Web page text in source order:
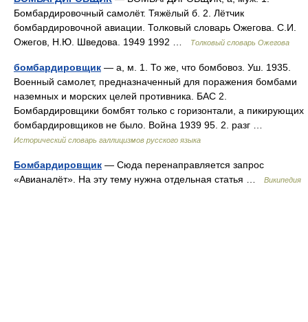
Бомбардировочный самолёт. Тяжёлый б. 2. Лётчик
бомбардировочной авиации. Толковый словарь Ожегова. С.И.
Ожегов, Н.Ю. Шведова. 1949 1992 …
Толковый словарь Ожегова
бомбардировщик — а, м. 1. То же, что бомбовоз. Уш. 1935.
Военный самолет, предназначенный для поражения бомбами
наземных и морских целей противника. БАС 2.
Бомбардировщики бомбят только с горизонтали, а пикирующих
бомбардировщиков не было. Война 1939 95. 2. разг …
Исторический словарь галлицизмов русского языка
Бомбардировщик — Сюда перенаправляется запрос
«Авианалёт». На эту тему нужна отдельная статья …
Википедия